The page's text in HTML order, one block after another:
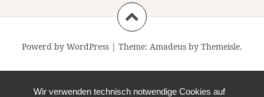
Powerd by WordPress | Theme: Amadeus by Themeisle.
Wir verwenden technisch notwendige Cookies auf